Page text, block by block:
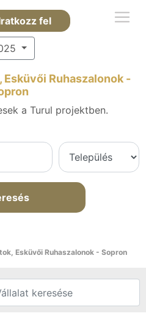
fel
Ruhaszalonok -
a Turul projektben.
Esküvői Ruhaszalonok - Sopron